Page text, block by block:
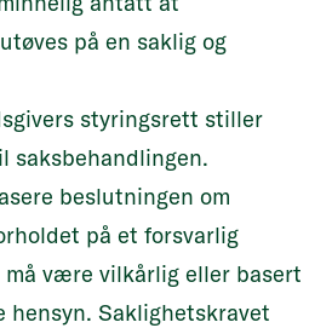
på en saklig og
styringsrett stiller
saksbehandlingen.
beslutningen om
på et forsvarlig
må være vilkårlig eller basert
hensyn. Saklighetskravet